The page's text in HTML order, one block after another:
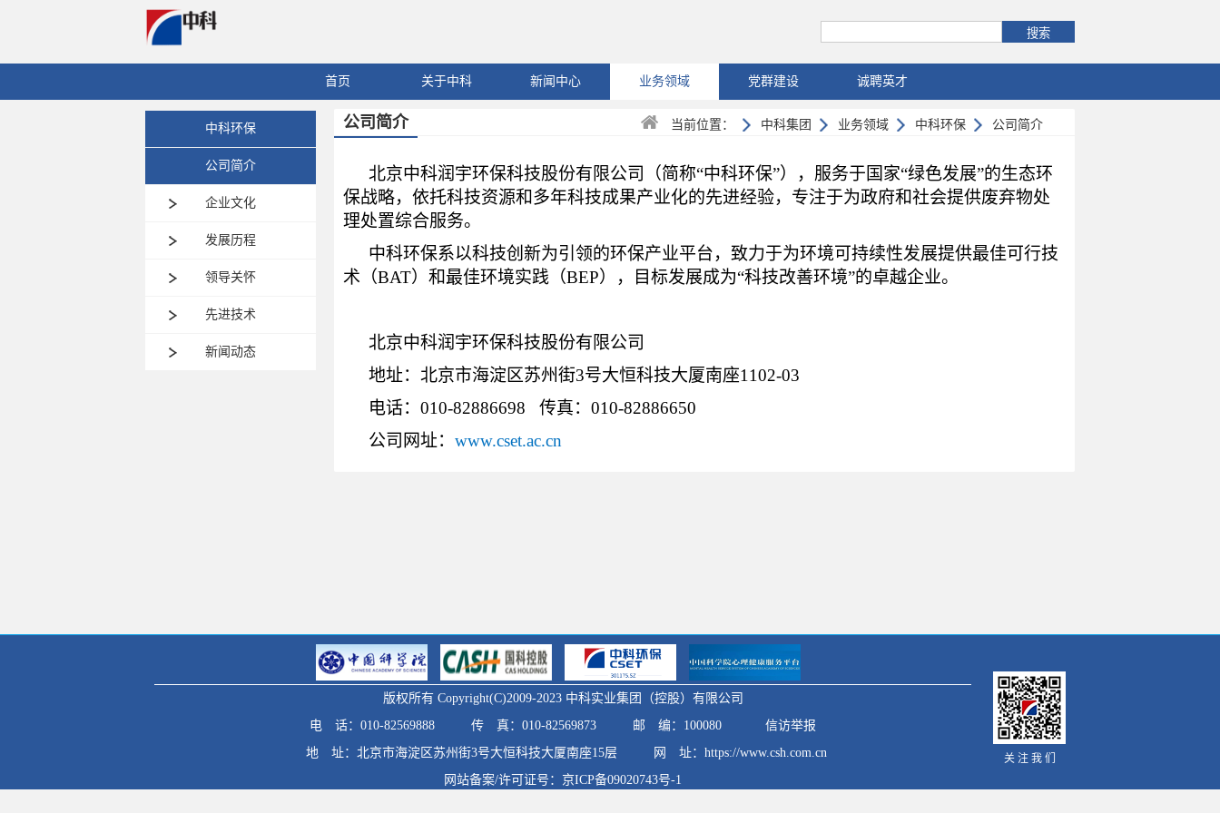
首页 关于中科 新闻中心 业务领域 党群建设 诚聘英才
中科环保
公司简介
企业文化
发展历程
领导关怀
先进技术
新闻动态
公司简介 当前位置： 中科集团 业务领域 中科环保 公司简介
北京中科润宇环保科技股份有限公司（简称“中科环保”），服务于国家“绿色发展”的生态环
保战略，依托科技资源和多年科技成果产业化的先进经验，专注于为政府和社会提供废弃物处
理处置综合服务。
中科环保系以科技创新为引领的环保产业平台，致力于为环境可持续性发展提供最佳可行技
术（BAT）和最佳环境实践（BEP），目标发展成为“科技改善环境”的卓越企业。
北京中科润宇环保科技股份有限公司
地址：北京市海淀区苏州街3号大恒科技大厦南座1102-03
电话：010-82886698 传真：010-82886650
公司网址： www.cset.ac.cn
版权所有 Copyright(C)2009-2023 中科实业集团（控股）有限公司
电 话：010-82569888
传 真：010-82569873 邮 编：100080
信访举报
地 址：北京市海淀区苏州街3号大恒科技大厦南座15层
网 址：https://www.csh.com.cn
网站备案/许可证号： 京ICP备09020743号-1
关 注 我 们